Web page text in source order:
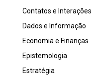
Contatos e Interações
Dados e Informação
Economia e Finanças
Epistemologia
Estratégia